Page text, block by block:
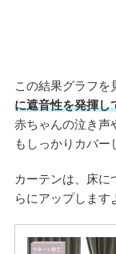
この結果グラフを
に遮音性を発揮し
赤ちゃんの泣き声
もしっかりカバー
カーテンは、床に
らにアップします